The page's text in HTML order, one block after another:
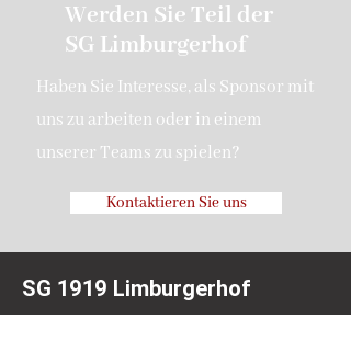
Werden Sie Teil der
SG Limburgerhof
Haben Sie Interesse, als Sponsor mit
uns zu arbeiten oder in einem
unserer Teams zu spielen?
Kontaktieren Sie uns
SG 1919 Limburgerhof